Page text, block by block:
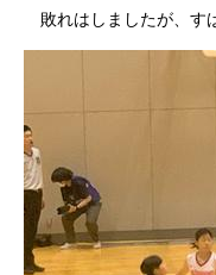
敗れはしましたが、す